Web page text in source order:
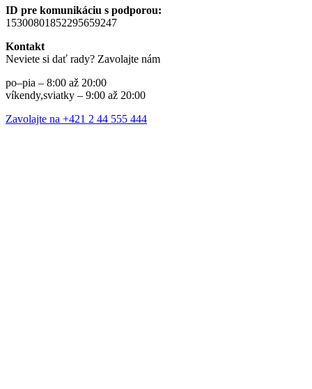
ID pre komunikáciu s podporou:
15300801852295659247
Kontakt
Neviete si dať rady? Zavolajte nám
po–pia – 8:00 až 20:00
víkendy,sviatky – 9:00 až 20:00
Zavolajte na +421 2 44 555 444